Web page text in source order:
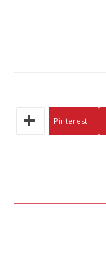
Pinterest